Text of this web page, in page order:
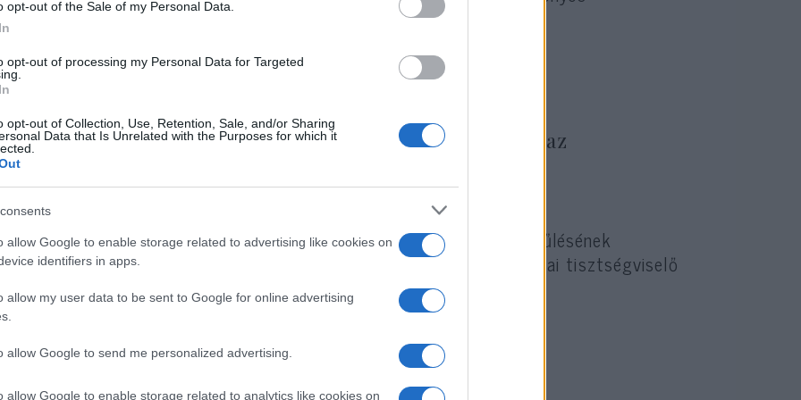
opt-out of the Sale of my Personal Data.
opt-out of processing my Personal Data for Targeted
opt-out of Collection, Use, Retention, Sale, and/or Sharing
Data that Is Unrelated with the Purposes for which it
allow Google to enable storage related to advertising like cookies on
identifiers in apps.
allow my user data to be sent to Google for online advertising
allow Google to send me personalized advertising.
allow Google to enable storage related to analytics like cookies on
amerikai részről.
úgy fogalmazott, hogy
Trump elnök által kezdeményezett kilépés azt mutatja: az
ígéretei „nem jelentenek semmit”.
elnök hétfőn New Yorkba érkezik, ahol felszólal az ENSZ Közgyűlésének
Raiszi jelezte, hogy nem terveznek találkozót iráni és amerikai tisztségviselő
a helyi média vezető hírként foglalkozik azzal, hogy